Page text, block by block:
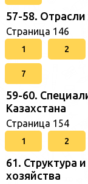
57-58. Отрасли
Страница 146
1 2
7
59-60.
Казахстана
Страница 154
1 2
61. Структура
хозяйства